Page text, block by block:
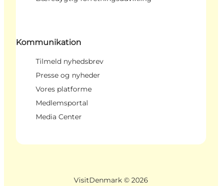
Kommunikation
Tilmeld nyhedsbrev
Presse og nyheder
Vores platforme
Medlemsportal
Media Center
VisitDenmark © 2026